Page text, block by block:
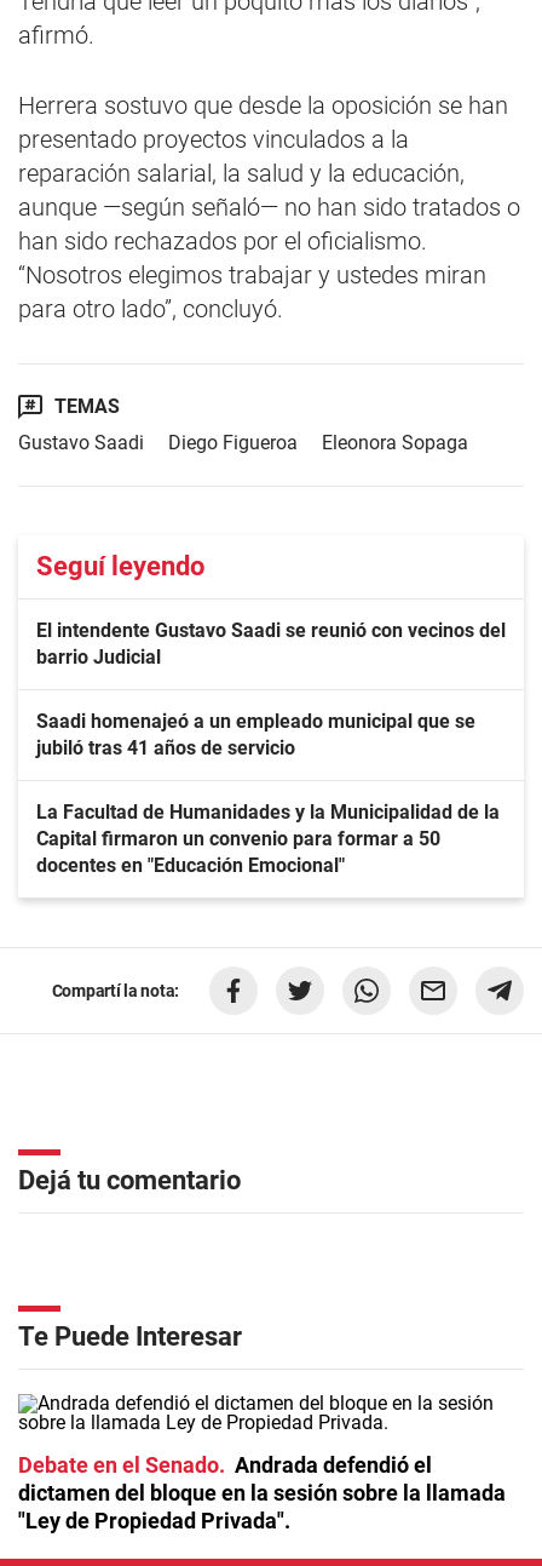
afirmó.
Herrera sostuvo que desde la oposición se han
presentado proyectos vinculados a la
reparación salarial, la salud y la educación,
aunque —según señaló— no han sido tratados o
han sido rechazados por el oficialismo.
“Nosotros elegimos trabajar y ustedes miran
para otro lado”, concluyó.
TEMAS
Gustavo Saadi
Diego Figueroa Eleonora Sopaga
Seguí leyendo
El intendente Gustavo Saadi se reunió con vecinos del
barrio Judicial
Saadi homenajeó a un empleado municipal que se
jubiló tras 41 años de servicio
La Facultad de Humanidades y la Municipalidad de la
Capital firmaron un convenio para formar a 50
docentes en "Educación Emocional"
Compartí la nota:
Dejá tu comentario
Te Puede Interesar
Debate en el Senado
Andrada defendió el
dictamen del bloque en la sesión sobre la llamada
"Ley de Propiedad Privada".